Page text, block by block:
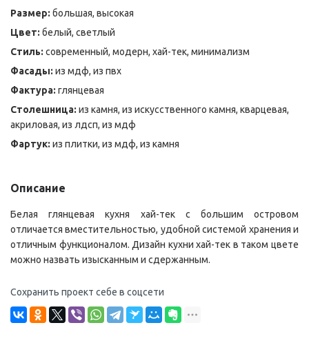
Размер: большая, высокая
Цвет: белый, светлый
Стиль: современный, модерн, хай-тек, минимализм
Фасады: из мдф, из пвх
Фактура: глянцевая
Столешница: из камня, из искусственного камня, кварцевая,
акриловая, из лдсп, из мдф
Фартук: из плитки, из мдф, из камня
Описание
Белая глянцевая кухня хай-тек с большим островом
отличается вместительностью, удобной системой хранения и
отличным функционалом. Дизайн кухни хай-тек в таком цвете
можно назвать изысканным и сдержанным.
Сохранить проект себе в соцсети